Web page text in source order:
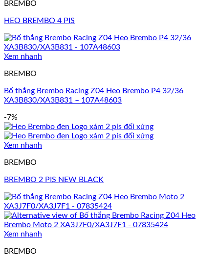
BREMBO
HEO BREMBO 4 PIS
Xem nhanh
BREMBO
Bố thắng Brembo Racing Z04 Heo Brembo P4 32/36
XA3B830/XA3B831 – 107A48603
-7%
Xem nhanh
BREMBO
BREMBO 2 PIS NEW BLACK
Xem nhanh
BREMBO